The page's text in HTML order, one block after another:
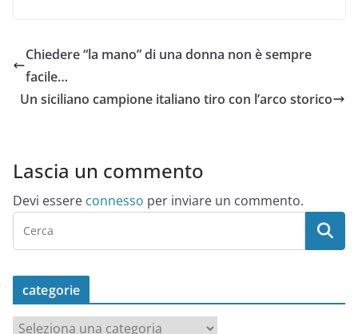
Chiedere “la mano” di una donna non è sempre
facile…
Un siciliano campione italiano tiro con l’arco storico
Lascia un commento
Devi essere connesso per inviare un commento.
categorie